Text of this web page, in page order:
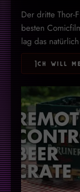
Der dritte Thor-
besten
lag das
Ich will